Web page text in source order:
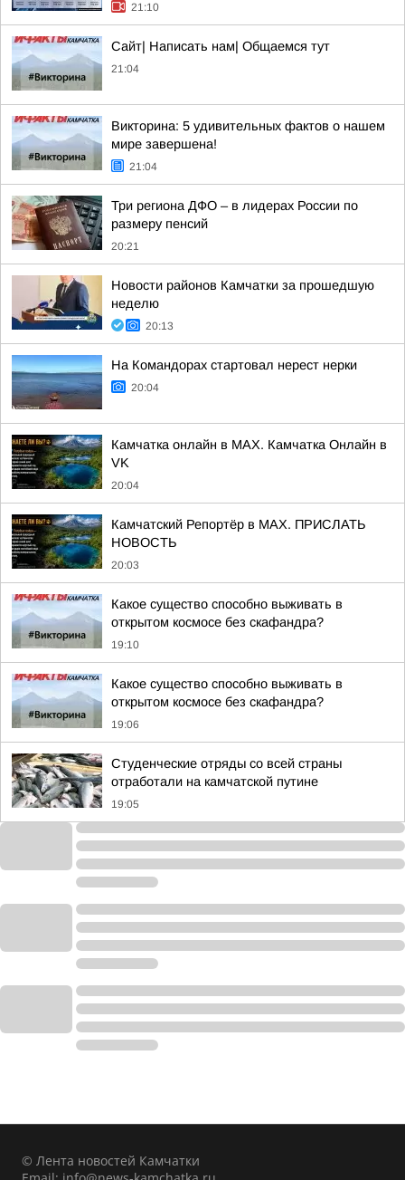
21:10
Сайт| Написать нам| Общаемся тут
21:04
Викторина: 5 удивительных фактов о нашем
мире завершена!
21:04
Три региона ДФО – в лидерах России по
размеру пенсий
20:21
Новости районов Камчатки за прошедшую
неделю
20:13
На Командорах стартовал нерест нерки
20:04
Камчатка онлайн в MAX. Камчатка Онлайн в
VK
20:04
Камчатский Репортёр в MAX. ПРИСЛАТЬ
НОВОСТЬ
20:03
Какое существо способно выживать в
открытом космосе без скафандра?
19:10
Какое существо способно выживать в
открытом космосе без скафандра?
19:06
Студенческие отряды со всей страны
отработали на камчатской путине
19:05
© Лента новостей Камчатки